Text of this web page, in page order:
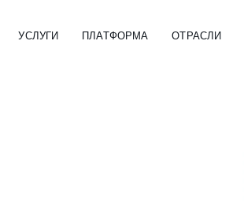
УСЛУГИ ПЛАТФОРМА ОТРАСЛИ